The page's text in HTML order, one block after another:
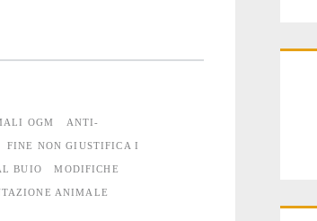
OGM ANTI-
FINE NON GIUSTIFICA I
BUIO MODIFICHE
ANIMALE